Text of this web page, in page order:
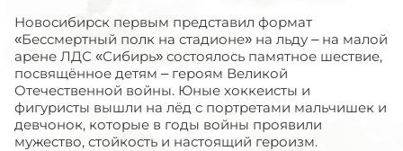
Новосибирск первым представил формат
«Бессмертный полк на стадионе» на льду – на малой
арене ЛДС «Сибирь» состоялось памятное шествие,
посвящённое детям – героям Великой
Отечественной войны. Юные хоккеисты и
фигуристы вышли на лёд с портретами мальчишек и
девчонок, которые в годы войны проявили
мужество, стойкость и настоящий героизм.